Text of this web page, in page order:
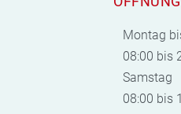
Montag
08:00 bis
Samstag
08:00 bis